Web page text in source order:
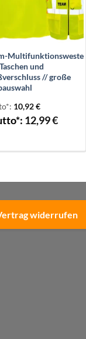
Multifunktionsweste
und
// große
10,92€
12,99€
widerrufen